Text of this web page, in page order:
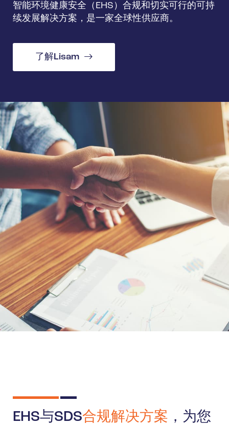
智能环境健康安全（EHS）合规和切实可行的可持
续发展解决方案，是一家全球性供应商。
了解Lisam
EHS与SDS合规解决方案 ，为您